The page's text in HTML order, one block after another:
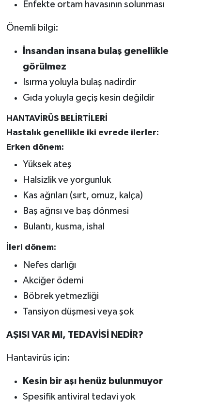
Enfekte ortam havasının solunması
Önemli bilgi:
İnsandan insana bulaş genellikle
görülmez
Isırma yoluyla bulaş nadirdir
Gıda yoluyla geçiş kesin değildir
HANTAVİRÜS BELİRTİLERİ
Hastalık genellikle iki evrede ilerler:
Erken dönem:
Yüksek ateş
Halsizlik ve yorgunluk
Kas ağrıları (sırt, omuz, kalça)
Baş ağrısı ve baş dönmesi
Bulantı, kusma, ishal
İleri dönem:
Nefes darlığı
Akciğer ödemi
Böbrek yetmezliği
Tansiyon düşmesi veya şok
AŞISI VAR MI, TEDAVİSİ NEDİR?
Hantavirüs için:
Kesin bir aşı henüz bulunmuyor
Spesifik antiviral tedavi yok